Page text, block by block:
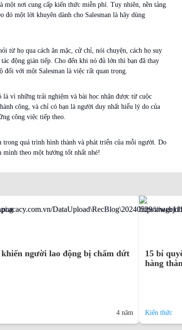
nơi cung cấp kiến thức miễn phí. Tuy nhiên, nền tảng
đó một lời khuyên dành cho Salesman là hãy dùng
từ họ qua cách ăn mặc, cử chỉ, nói chuyện, cách họ suy
động gián tiếp. Cho đến khi nó đủ lớn thì bạn đã thay
với một Salesman là việc rất quan trọng.
vì những trải nghiệm và bài học nhận được từ cuộc
công, và chỉ có bạn là người duy nhất hiểu lý do của
công việc tiếp theo.
quá trình hình thành và phát triển của mỗi người. Do
theo một hướng tốt nhất nhé!
người lao động bị chấm dứt
4 năm
15 bí
hàng
Kiến thức